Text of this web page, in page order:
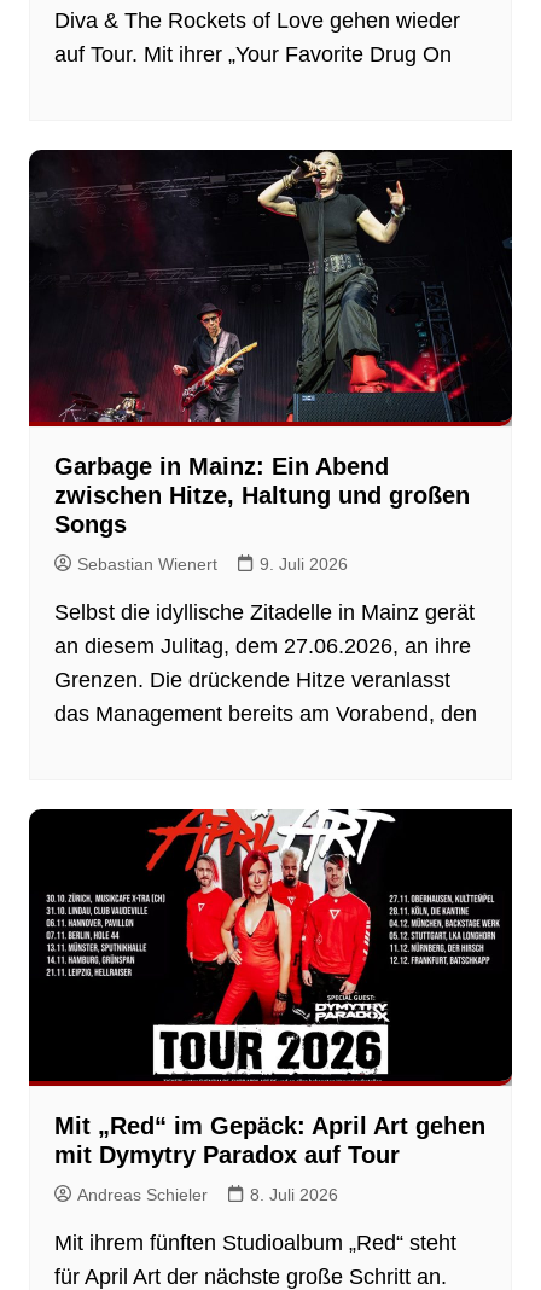
Diva & The Rockets of Love gehen wieder
auf Tour. Mit ihrer „Your Favorite Drug On
Garbage in Mainz: Ein Abend
zwischen Hitze, Haltung und großen
Songs
Sebastian Wienert 9. Juli 2026
Selbst die idyllische Zitadelle in Mainz gerät
an diesem Julitag, dem 27.06.2026, an ihre
Grenzen. Die drückende Hitze veranlasst
das Management bereits am Vorabend, den
Mit „Red“ im Gepäck: April Art gehen
mit Dymytry Paradox auf Tour
Andreas Schieler 8. Juli 2026
Mit ihrem fünften Studioalbum „Red“ steht
für April Art der nächste große Schritt an.